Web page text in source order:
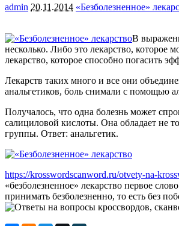
admin 20.11.2014 «Безболезненное»
В
несколько. Либо это лекарство, которое
лекарство, которое способно погасить
Лекарств таких много и все они
анальгетиков, боль снимали с помощью
Получалось, что одна болезнь может
салициловой кислоты. Она обладает не
группы. Ответ: анальгетик.
https://krosswordscanword.ru/otvety-na-
«безболезненное» лекарство первое
принимать безболезненно, то есть без